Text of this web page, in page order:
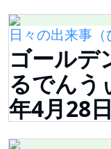
日々の出来事（
ゴールデ
るでん
年4月28日